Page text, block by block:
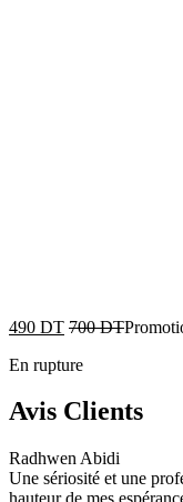
490 DT 700DT
En rupture
Avis Clients
Radhwen Abidi
Une sériosité et une